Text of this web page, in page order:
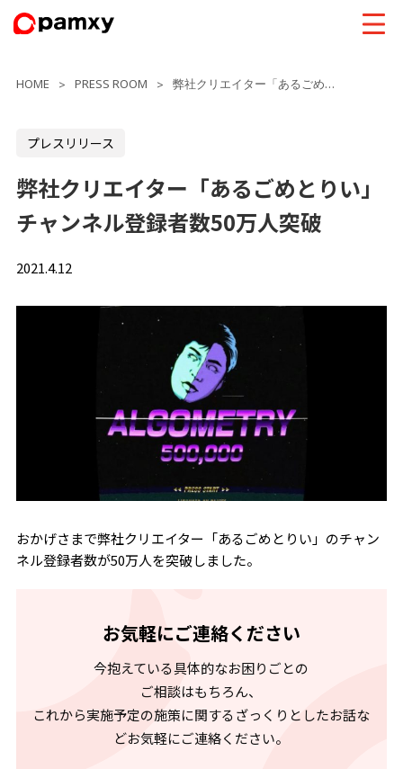
HOME > PRESS ROOM > 弊社クリエイター「あるごめとりい」チャンネル登録者数50万人突破
プレスリリース
弊社クリエイター「あるごめとりい」
チャンネル登録者数50万人突破
2021.4.12
おかげさまで弊社クリエイター「あるごめとりい」のチャン
ネル登録者数が50万人を突破しました。
お気軽にご連絡ください
今抱えている具体的なお困りごとの
ご相談はもちろん、
これから実施予定の施策に関するざっくりとしたお話な
どお気軽にご連絡ください。